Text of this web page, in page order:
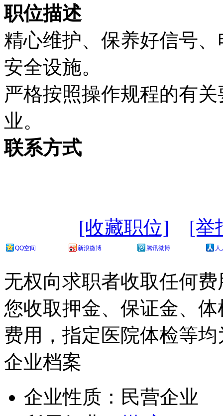
职位描述
精心维护、保养好信号
安全设施。
严格按照操作规程的有
业。
联系方式
[收藏职位] [举
QQ空间 新浪微博 腾讯微博 人
无权向求职者收取任何
您收取押金、保证金、
费用，指定医院体检等
企业档案
企业性质：民营企业